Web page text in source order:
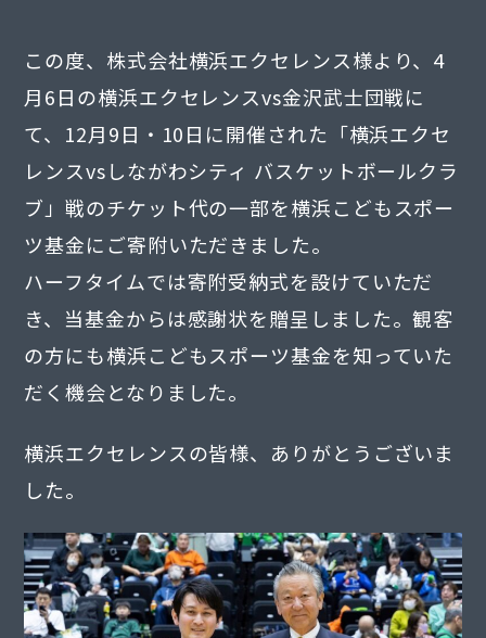
この度、株式会社横浜エクセレンス様より、4
月6日の横浜エクセレンスvs金沢武士団戦に
て、12月9日・10日に開催された「横浜エクセ
レンスvsしながわシティ バスケットボールクラ
ブ」戦のチケット代の一部を横浜こどもスポー
ツ基金にご寄附いただきました。
ハーフタイムでは寄附受納式を設けていただ
き、当基金からは感謝状を贈呈しました。観客
の方にも横浜こどもスポーツ基金を知っていた
だく機会となりました。
横浜エクセレンスの皆様、ありがとうございま
した。